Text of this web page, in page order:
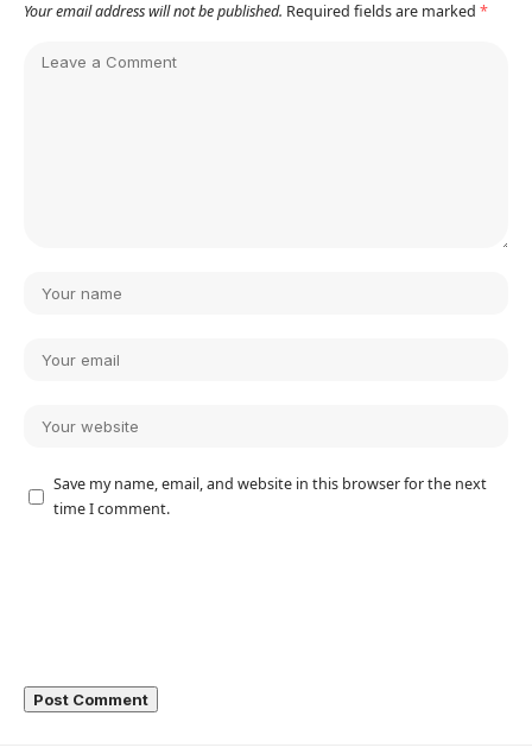
Your email address will not be published. Required fields are marked *
Save my name, email, and website in this browser for the next
time I comment.